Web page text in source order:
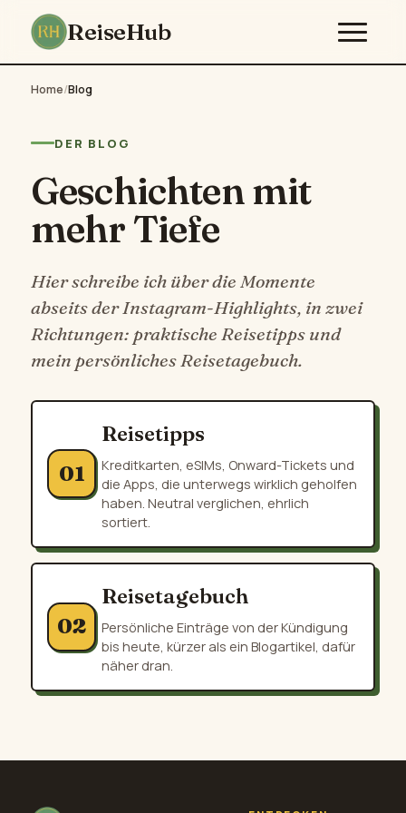
ReiseHub
Home/Blog
DER BLOG
Geschichten mit
mehr Tiefe
Hier schreibe ich über die Momente
abseits der Instagram-Highlights, in zwei
Richtungen: praktische Reisetipps und
mein persönliches Reisetagebuch.
01
Reisetipps
Kreditkarten, eSIMs, Onward-Tickets und
die Apps, die unterwegs wirklich geholfen
haben. Neutral verglichen, ehrlich
sortiert.
02
Reisetagebuch
Persönliche Einträge von der Kündigung
bis heute, kürzer als ein Blogartikel, dafür
näher dran.